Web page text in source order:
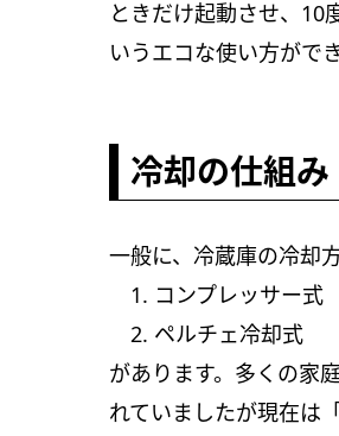
ときだけ起動させ、10
いうエコな使い方がで
冷却の仕組み
一般に、冷蔵庫の冷却方
1. コンプレッサー式
2. ペルチェ冷却式
があります。多くの家
れていましたが現在は